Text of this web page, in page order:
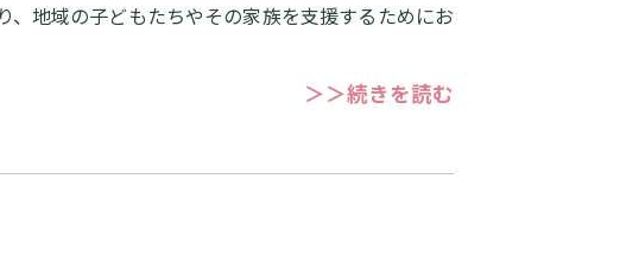
地域の子どもたちやその家族を支援するためにお
＞＞続きを読む